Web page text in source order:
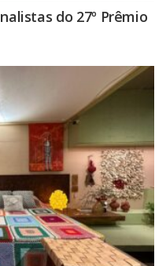
do 27º Prêmio